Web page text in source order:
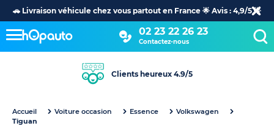
🚗 Livraison véhicule chez vous partout en France 🌟 Avis : 4,9/5 🌟
02 23 22 26 23
Contactez-nous
Clients heureux 4.9/5
Accueil Voiture occasion Essence
Volkswagen
Tiguan